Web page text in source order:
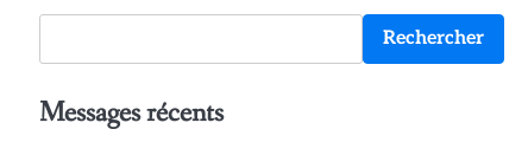
Rechercher
Messages récents